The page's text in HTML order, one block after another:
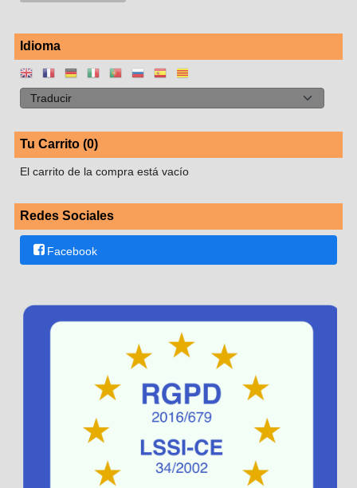
Idioma
Tu Carrito (0)
El carrito de la compra está vacío
Redes Sociales
Facebook